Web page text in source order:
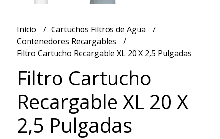
Inicio
Cartuchos Filtros de Agua
Contenedores Recargables
Filtro Cartucho Recargable XL 20 X 2,5 Pulgadas
Filtro Cartucho
Recargable XL 20 X
2,5 Pulgadas